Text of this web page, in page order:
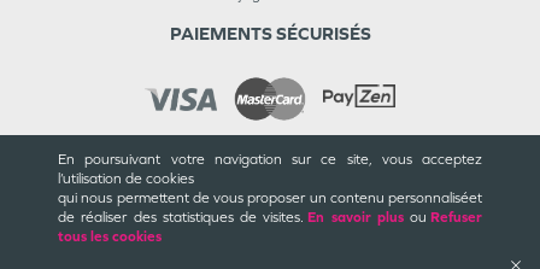
En poursuivant votre navigation sur ce site, vous acceptez
l’utilisation de cookies
qui nous permettent de vous proposer un contenu personnaliséet
de réaliser des statistiques de visites. En savoir plusou Refuser
tous les cookies
INFORMATIONS
CGU / CGV
Mentions légales
PAIEMENTS SÉCURISÉS